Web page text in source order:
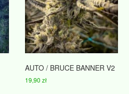
AUTO / BRUCE BANNER V2
19,90zł